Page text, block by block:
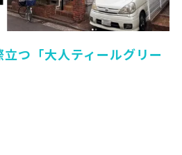
つ「大人ティールグリー